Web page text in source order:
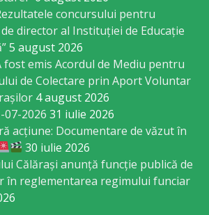
concursului pentru
director al Instituției de Educație
5 august 2026
fost emis Acordul de Mediu pentru
de Colectare prin Aport Voluntar
4 august 2026
07-2026 31 iulie 2026
acțiune: Documentare de văzut în
30 iulie 2026
Călărași anunță funcție publică de
în reglementarea regimului funciar